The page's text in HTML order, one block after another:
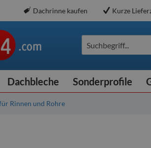
Dachrinne kaufen Kurze
Suchbegriff...
Dachbleche Sonderprofile
Rinnen und Rohre